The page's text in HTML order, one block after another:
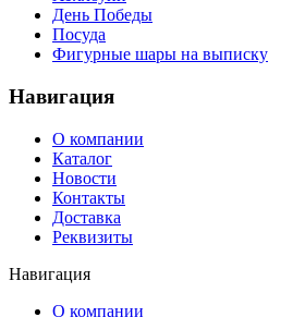
День Победы
Посуда
Фигурные шары на выписку
Навигация
О компании
Каталог
Новости
Контакты
Доставка
Реквизиты
Навигация
О компании